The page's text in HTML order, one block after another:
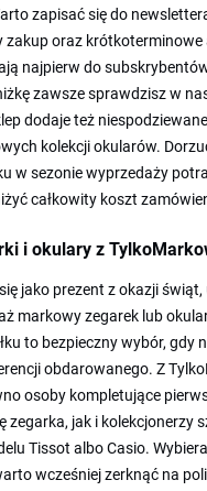
zapisać się do
zakup oraz krótkoterminowe
najpierw do
zawsze sprawdzisz w
dodaje też
kolekcji okularów.
w sezonie wyprzedaży
całkowity koszt
i okulary z
jako prezent z okazji świąt,
markowy zegarek lub
to bezpieczny wybór, gdy
obdarowanego. Z
osoby kompletujące
zegarka, jak i kolekcjonerzy
Tissot albo Casio.
wcześniej zerknąć na